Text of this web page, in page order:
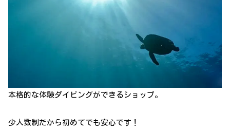
本格的な体験ダイビングができるショップ。
少人数制だから初めてでも安心です！